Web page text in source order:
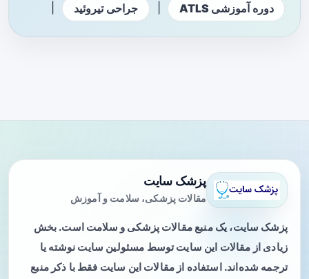
دوره آموزشی ATLS جراحی تیروئید
پزشک سایت
مقالات پزشکی، سلامت و آموزش
پزشک سایت، یک منبع مقالات پزشکی و سلامت است. بخش
زیادی از مقالات این سایت توسط مسئولین سایت نوشته یا
ترجمه شده‌اند. استفاده از مقالات این سایت فقط با ذکر منبع